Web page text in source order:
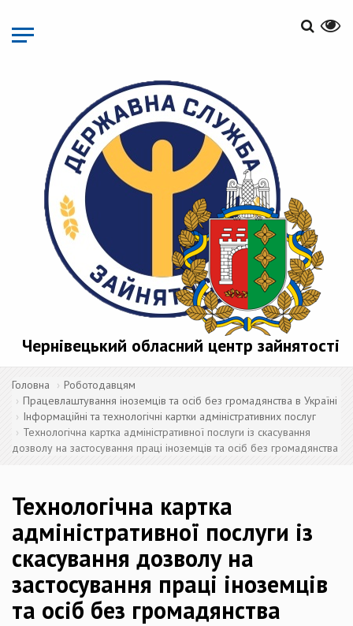
основного
матеріалу
Чернівецький обласний центр зайнятості
Головна
Роботодавцям
Працевлаштування іноземців та осіб без громадянства в Україні
Інформаційні та технологічні картки адміністративних послуг
Технологічна картка адміністративної послуги із скасування
дозволу на застосування праці іноземців та осіб без громадянства
Технологічна картка
адміністративної послуги із
скасування дозволу на
застосування праці іноземців
та осіб без громадянства